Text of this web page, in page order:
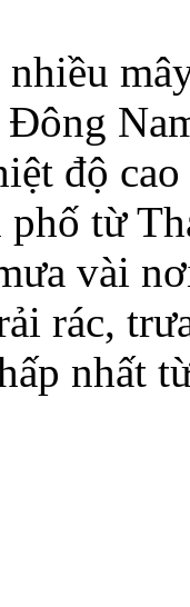
độ
từ
vài
rác,
nhất